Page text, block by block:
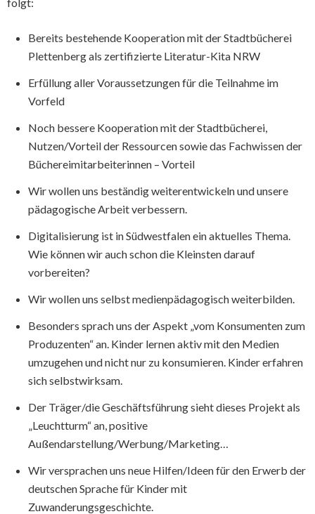
Bereits bestehende Kooperation mit der Stadtbücherei
Plettenberg als zertifizierte Literatur-Kita NRW
Erfüllung aller Voraussetzungen für die Teilnahme im
Vorfeld
Noch bessere Kooperation mit der Stadtbücherei,
Nutzen/Vorteil der Ressourcen sowie das Fachwissen der
Büchereimitarbeiterinnen – Vorteil
Wir wollen uns beständig weiterentwickeln und unsere
pädagogische Arbeit verbessern.
Digitalisierung ist in Südwestfalen ein aktuelles Thema.
Wie können wir auch schon die Kleinsten darauf
vorbereiten?
Wir wollen uns selbst medienpädagogisch weiterbilden.
Besonders sprach uns der Aspekt „vom Konsumenten zum
Produzenten“ an. Kinder lernen aktiv mit den Medien
umzugehen und nicht nur zu konsumieren. Kinder erfahren
sich selbstwirksam.
Der Träger/die Geschäftsführung sieht dieses Projekt als
„Leuchtturm“ an, positive
Außendarstellung/Werbung/Marketing…
Wir versprachen uns neue Hilfen/Ideen für den Erwerb der
deutschen Sprache für Kinder mit
Zuwanderungsgeschichte.